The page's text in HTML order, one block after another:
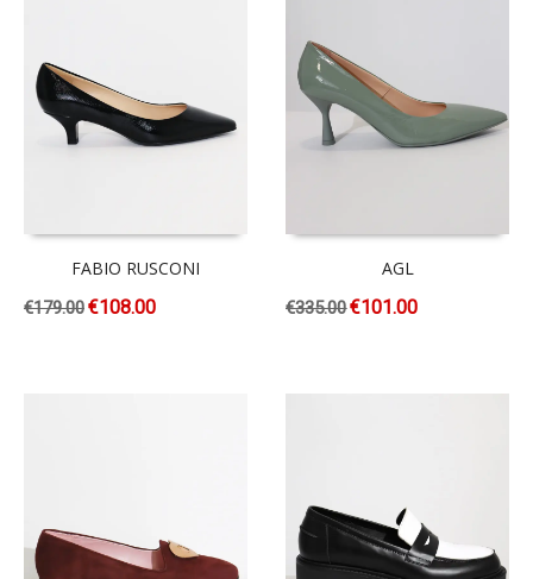
FABIO RUSCONI
€179.00€108.00
AGL
€335.00€101.00